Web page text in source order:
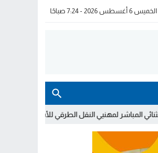
الخميس 6 أغسطس 2026 - 7:24 صباحًا
النقل الطرقي للأشخاص والبضائع